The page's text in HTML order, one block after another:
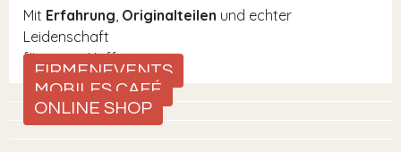
Mit Erfahrung, Originalteilen und echter
Leidenschaft
für guten Kaffee.
FIRMENEVENTS
MOBILES CAFÉ
ONLINE SHOP